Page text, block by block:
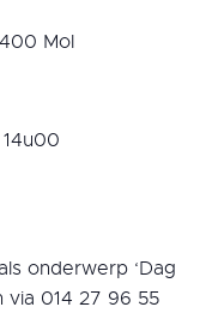
Mol
onderwerp ‘Dag
via 014 27 96 55